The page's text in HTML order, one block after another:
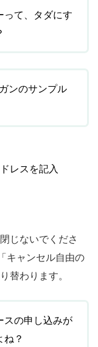
って、タダにす
ンのサンプル
レスを記入
じないでくださ
キャンセル自由の
替わります。
スの申し込みが
ね？